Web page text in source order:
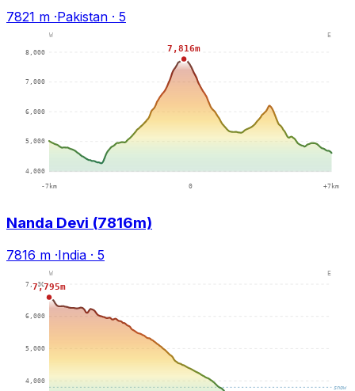
7821 m ·Pakistan · 5
Nanda Devi (7816m)
7816 m ·India · 5